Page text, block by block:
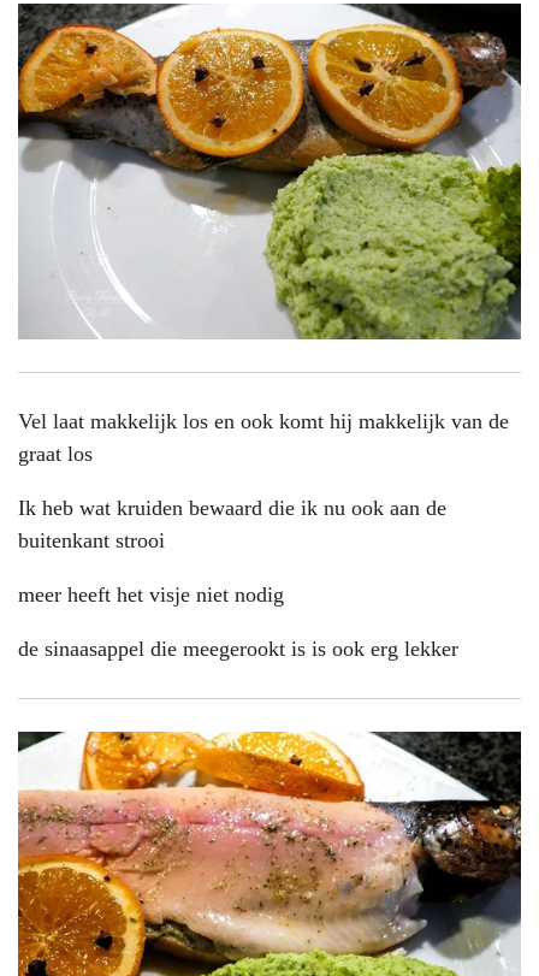
Vel laat makkelijk los en ook komt hij makkelijk van de
graat los
Ik heb wat kruiden bewaard die ik nu ook aan de
buitenkant strooi
meer heeft het visje niet nodig
de sinaasappel die meegerookt is is ook erg lekker